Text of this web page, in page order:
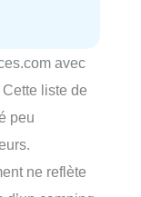
avec
liste de
peu
ne reflète